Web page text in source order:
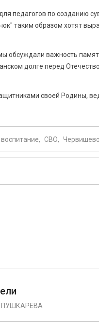
педагогов по созданию
таким образом хотят
обсуждали важность
долге перед
своей Родины,
СВО Червишево
ПУШКАРЕВА